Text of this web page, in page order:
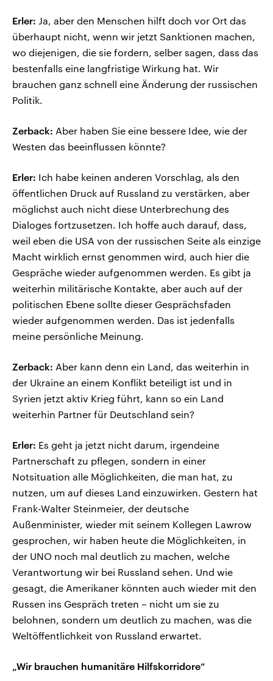
Erler: Ja, aber den Menschen hilft doch vor Ort das
überhaupt nicht, wenn wir jetzt Sanktionen machen,
wo diejenigen, die sie fordern, selber sagen, dass das
bestenfalls eine langfristige Wirkung hat. Wir
brauchen ganz schnell eine Änderung der russischen
Politik.
Zerback: Aber haben Sie eine bessere Idee, wie der
Westen das beeinflussen könnte?
Erler: Ich habe keinen anderen Vorschlag, als den
öffentlichen Druck auf Russland zu verstärken, aber
möglichst auch nicht diese Unterbrechung des
Dialoges fortzusetzen. Ich hoffe auch darauf, dass,
weil eben die USA von der russischen Seite als einzige
Macht wirklich ernst genommen wird, auch hier die
Gespräche wieder aufgenommen werden. Es gibt ja
weiterhin militärische Kontakte, aber auch auf der
politischen Ebene sollte dieser Gesprächsfaden
wieder aufgenommen werden. Das ist jedenfalls
meine persönliche Meinung.
Zerback: Aber kann denn ein Land, das weiterhin in
der Ukraine an einem Konflikt beteiligt ist und in
Syrien jetzt aktiv Krieg führt, kann so ein Land
weiterhin Partner für Deutschland sein?
Erler: Es geht ja jetzt nicht darum, irgendeine
Partnerschaft zu pflegen, sondern in einer
Notsituation alle Möglichkeiten, die man hat, zu
nutzen, um auf dieses Land einzuwirken. Gestern hat
Frank-Walter Steinmeier, der deutsche
Außenminister, wieder mit seinem Kollegen Lawrow
gesprochen, wir haben heute die Möglichkeiten, in
der UNO noch mal deutlich zu machen, welche
Verantwortung wir bei Russland sehen. Und wie
gesagt, die Amerikaner könnten auch wieder mit den
Russen ins Gespräch treten – nicht um sie zu
belohnen, sondern um deutlich zu machen, was die
Weltöffentlichkeit von Russland erwartet.
„Wir brauchen humanitäre Hilfskorridore“